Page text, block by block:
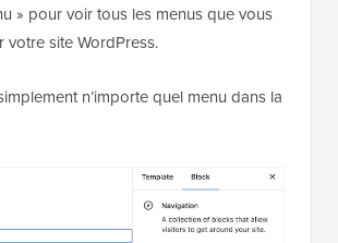
» pour voir tous les menus que vous
votre site WordPress.
n’importe quel menu dans la